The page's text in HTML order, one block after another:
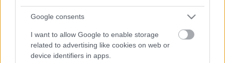
Google consents
I want to allow Google to enable storage
related to advertising like cookies on web or
device identifiers in apps.